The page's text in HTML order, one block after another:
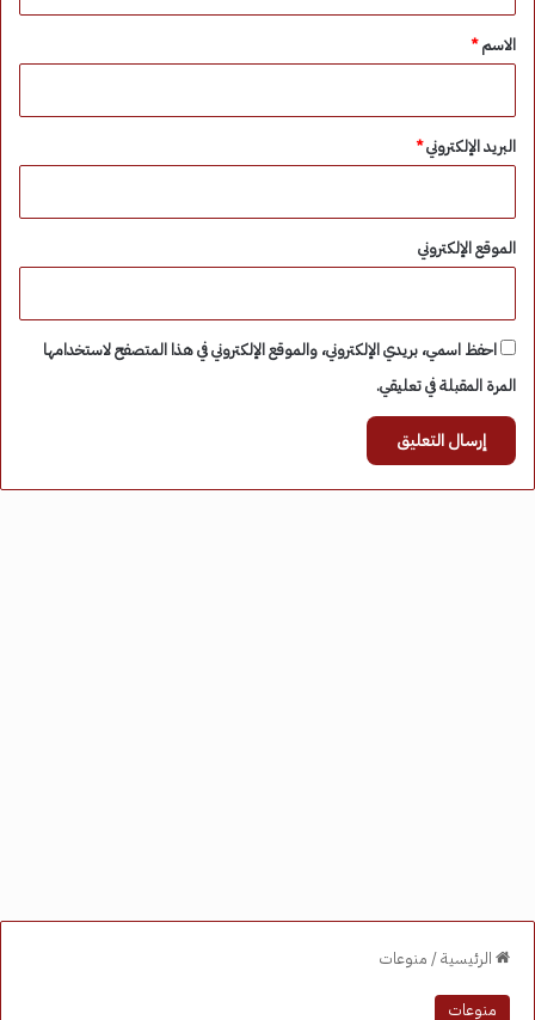
*
الاسم*
البريد الإلكتروني*
الموقع الإلكتروني
احفظ اسمي، بريدي الإلكتروني، والموقع الإلكتروني في هذا المتصفح لاستخدامها
المرة المقبلة في تعليقي.